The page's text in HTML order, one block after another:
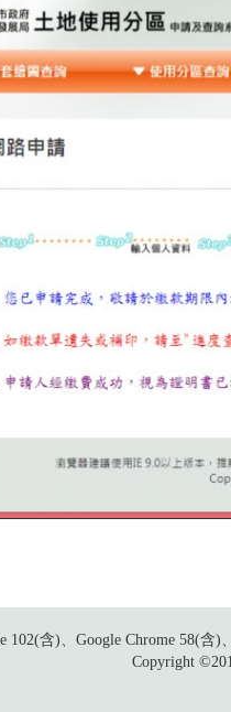
102(含)、Google Chrome 58(
Copyright